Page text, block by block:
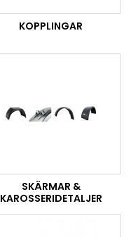
KOPPLINGAR
SKÄRMAR &
KAROSSERIDETALJER